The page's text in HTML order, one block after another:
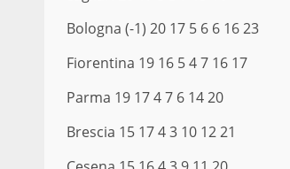
Bologna (-1) 20 17 5 6 6 16 23
Fiorentina 19 16 5 4 7 16 17
Parma 19 17 4 7 6 14 20
Brescia 15 17 4 3 10 12 21